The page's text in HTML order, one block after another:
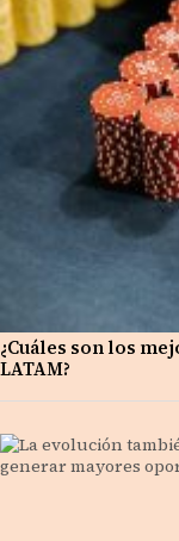
¿Cuáles son los
LATAM?